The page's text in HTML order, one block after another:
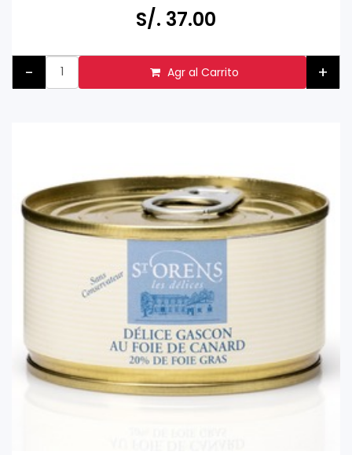
S/. 37.00
- Agr al Carrito +